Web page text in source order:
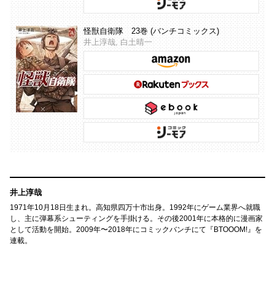
怪獣自衛隊 23巻 (バンチコミックス)
井上淳哉, 白土晴一
井上淳哉
1971年10月18日生まれ。高知県四万十市出身。1992年にゲーム業界へ就職
し、主に弾幕系シューティングを手掛ける。その後2001年に本格的に漫画家
として活動を開始。2009年〜2018年にコミックバンチにて『BTOOOM!』を
連載。